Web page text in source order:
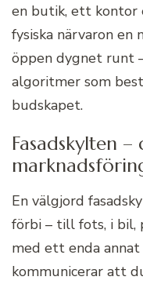
en butik, ett kontor
fysiska närvaron en
öppen dygnet runt
algoritmer som
budskapet.
Fasadskylten
En välgjord
förbi – till fots, i bil,
med ett enda annat
kommunicerar att